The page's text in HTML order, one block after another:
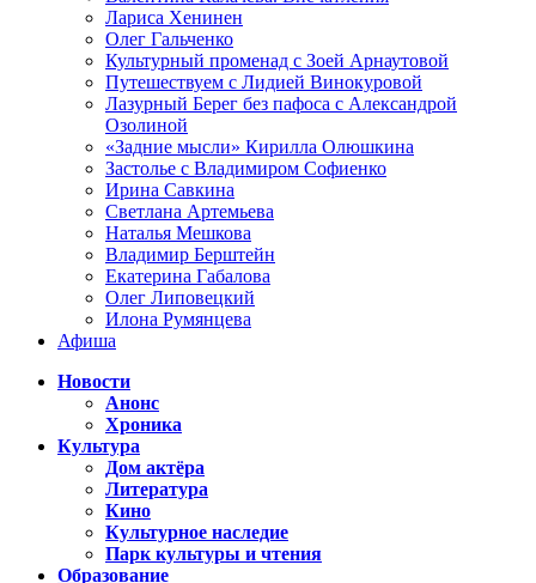
Лариса Хенинен
Олег Гальченко
Культурный променад с Зоей Арнаутовой
Путешествуем с Лидией Винокуровой
Лазурный Берег без пафоса с Александрой
Озолиной
«Задние мысли» Кирилла Олюшкина
Застолье с Владимиром Софиенко
Ирина Савкина
Светлана Артемьева
Наталья Мешкова
Владимир Берштейн
Екатерина Габалова
Олег Липовецкий
Илона Румянцева
Афиша
Новости
Анонс
Хроника
Культура
Дом актёра
Литература
Кино
Культурное наследие
Парк культуры и чтения
Образование